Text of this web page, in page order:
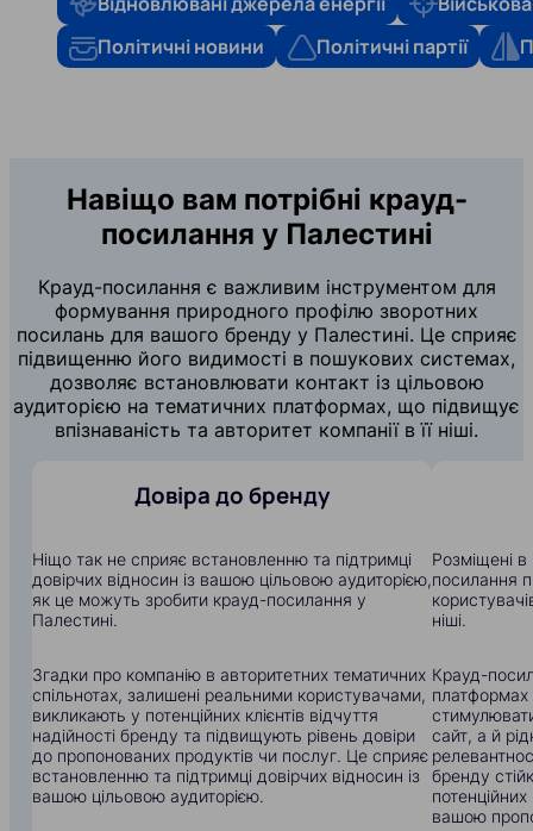
Політичні новини
Політичні партії
Навіщо вам потрібні крауд-
посилання у Палестині
Крауд-посилання є важливим інструментом для
формування природного профілю зворотних
посилань для вашого бренду у Палестині. Це сприяє
підвищенню його видимості в пошукових системах,
дозволяє встановлювати контакт із цільовою
аудиторією на тематичних платформах, що підвищує
впізнаваність та авторитет компанії в її ніші.
Довіра до бренду
Ніщо так не сприяє встановленню та підтримці
довірчих відносин із вашою цільовою аудиторією,
як це можуть зробити крауд-посилання у
Палестині.
Згадки про компанію в авторитетних тематичних
спільнотах, залишені реальними користувачами,
викликають у потенційних клієнтів відчуття
надійності бренду та підвищують рівень довіри
до пропонованих продуктів чи послуг. Це сприяє
встановленню та підтримці довірчих відносин із
вашою цільовою аудиторією.
Розміщені в
посилання
ніші.
Крауд-
сайт, а й
бренду
потенційних
вашою